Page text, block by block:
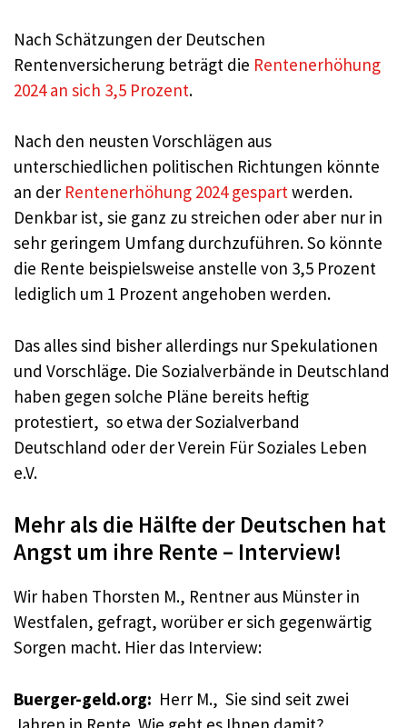
Nach Schätzungen der Deutschen
Rentenversicherung beträgt die Rentenerhöhung
2024 an sich 3,5 Prozent.
Nach den neusten Vorschlägen aus
unterschiedlichen politischen Richtungen könnte
an der Rentenerhöhung 2024 gespartwerden.
Denkbar ist, sie ganz zu streichen oder aber nur in
sehr geringem Umfang durchzuführen. So könnte
die Rente beispielsweise anstelle von 3,5 Prozent
lediglich um 1 Prozent angehoben werden.
Das alles sind bisher allerdings nur Spekulationen
und Vorschläge. Die Sozialverbände in Deutschland
haben gegen solche Pläne bereits heftig
protestiert, so etwa der Sozialverband
Deutschland oder der Verein Für Soziales Leben
e.V.
Mehr als die Hälfte der Deutschen hat
Angst um ihre Rente – Interview!
Wir haben Thorsten M., Rentner aus Münster in
Westfalen, gefragt, worüber er sich gegenwärtig
Sorgen macht. Hier das Interview:
Buerger-geld.org: Herr M., Sie sind seit zwei